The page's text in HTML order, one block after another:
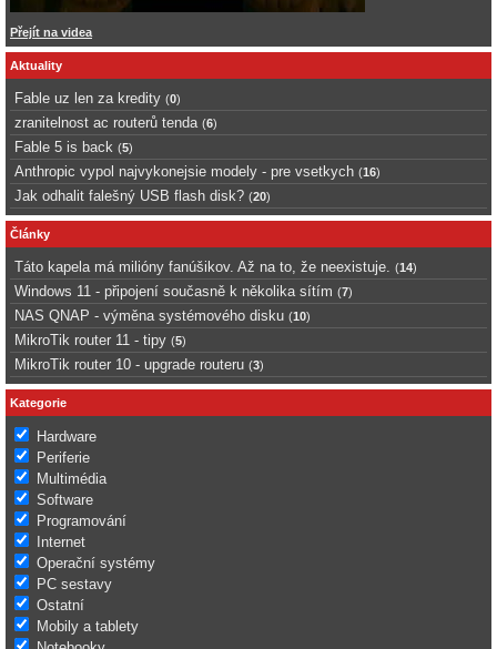
Přejít na videa
Aktuality
Fable uz len za kredity (0)
zranitelnost ac routerů tenda (6)
Fable 5 is back (5)
Anthropic vypol najvykonejsie modely - pre vsetkych (16)
Jak odhalit falešný USB flash disk? (20)
Články
Táto kapela má milióny fanúšikov. Až na to, že neexistuje. (14)
Windows 11 - připojení současně k několika sítím (7)
NAS QNAP - výměna systémového disku (10)
MikroTik router 11 - tipy (5)
MikroTik router 10 - upgrade routeru (3)
Kategorie
Hardware
Periferie
Multimédia
Software
Programování
Internet
Operační systémy
PC sestavy
Ostatní
Mobily a tablety